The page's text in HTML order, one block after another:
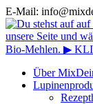
E-Mail:
Über